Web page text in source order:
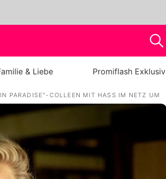
& Liebe Promiflash Exklusiv
PARADISE"-COLLEEN MIT HASS IM NETZ UM